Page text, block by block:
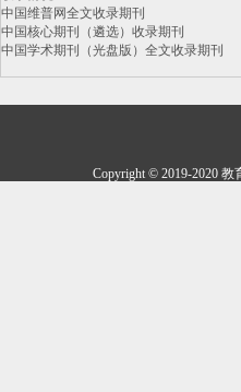
中国维普网全文收录期刊
中国核心期刊（遴选）收录期刊
中国学术期刊（光盘版）全文收录期刊
Copyright © 2019-2020